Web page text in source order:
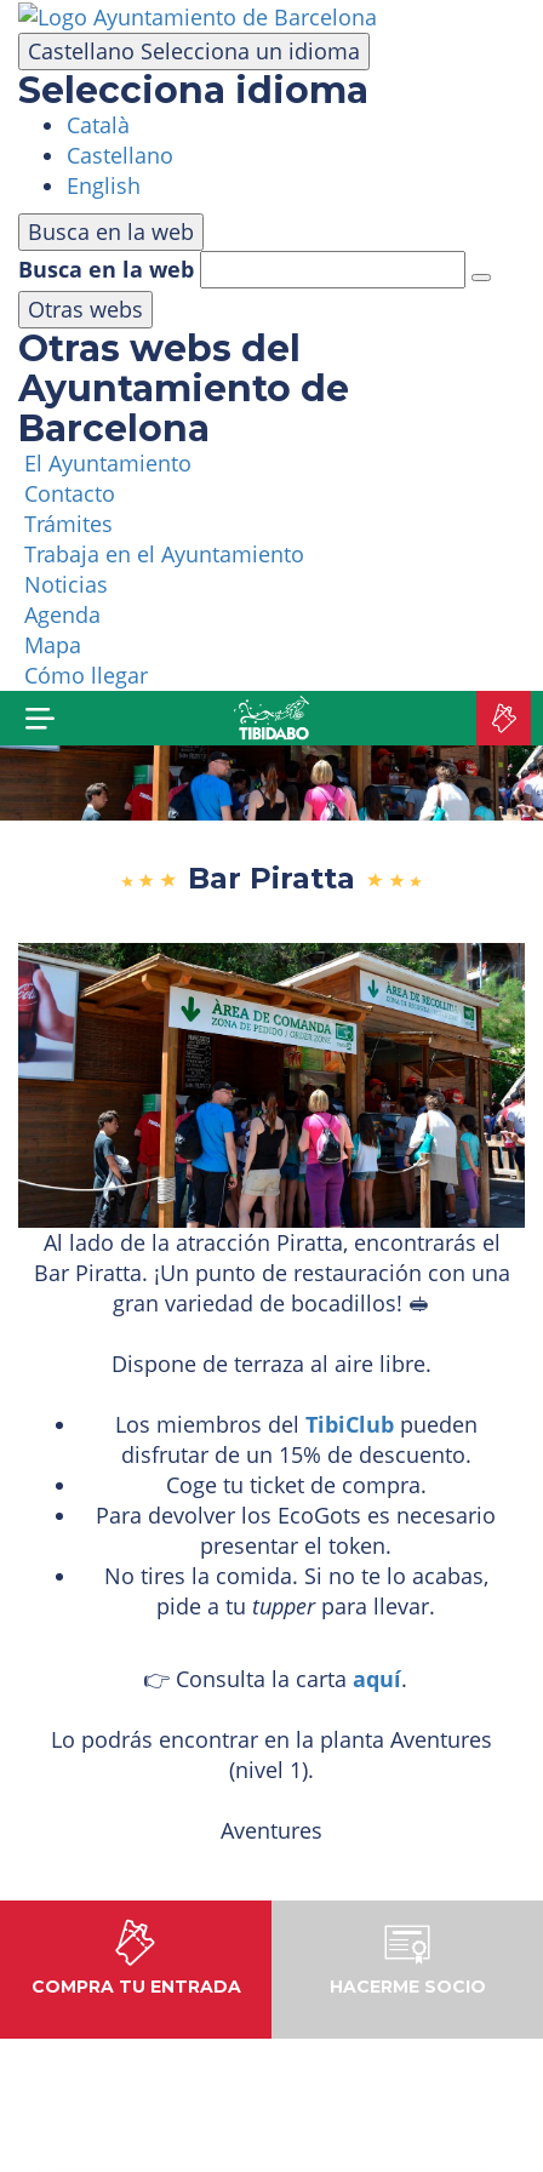
Castellano Selecciona un idioma
Selecciona idioma
Català
Castellano
English
Busca en la web
Busca en la web
Otras webs
Otras webs del
Ayuntamiento de
Barcelona
El Ayuntamiento
Contacto
Trámites
Trabaja en el Ayuntamiento
Noticias
Agenda
Mapa
Cómo llegar
Pasar
contenido
principal
VISITA
PARQUE DE ATRACCIONES
ÁREA PANORÁMICA
MASÍA TIBIDABO
FUNICULAR
TIBICLUB
¿QUIÉNES SOMOS?
MÁS PRODUCTOS
Bar Piratta
Al lado de la atracción Piratta, encontrarás el
Bar Piratta. ¡Un punto de restauración con una
gran variedad de bocadillos! 🥪
Dispone de terraza al aire libre.
Los miembros del TibiClubpueden
disfrutar de un 15% de descuento.
Coge tu ticket de compra.
Para devolver los EcoGots es necesario
presentar el token.
No tires la comida. Si no te lo acabas,
pide a tu tupperpara llevar.
👉 Consulta la carta aquí.
Lo podrás encontrar en la planta Aventures
(nivel 1).
Aventures
COMPRA TU ENTRADA HACERME SOCIO